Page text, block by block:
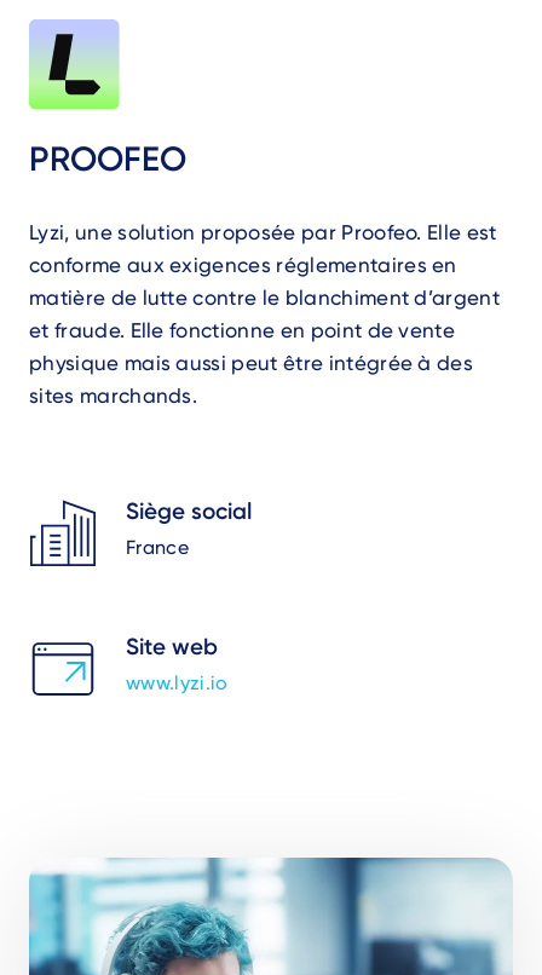
PROOFEO
Lyzi, une solution proposée par Proofeo. Elle est
conforme aux exigences réglementaires en
matière de lutte contre le blanchiment d’argent
et fraude. Elle fonctionne en point de vente
physique mais aussi peut être intégrée à des
sites marchands.
Siège social
France
Site web
www.lyzi.io